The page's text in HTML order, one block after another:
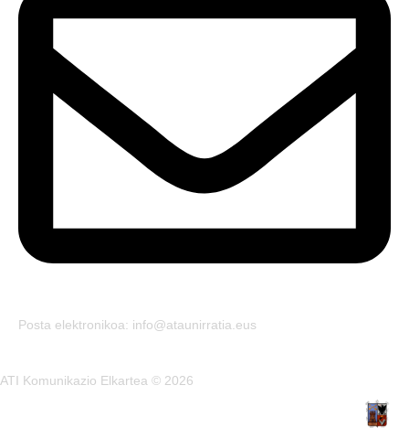
Posta elektronikoa: info@ataunirratia.eus
ATI Komunikazio Elkartea © 2026